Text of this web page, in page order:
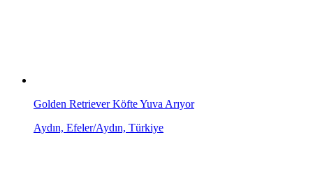
Golden Retriever Köfte Yuva Arıyor
Aydın, Efeler/Aydın, Türkiye